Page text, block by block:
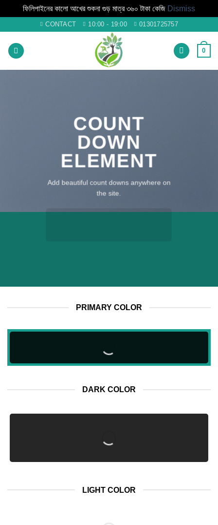
ফিলিপাইনের কালো আখের শুকনা গুড় মাত্র ৩৬০ টাকা কেজি Dismiss
content
CONTACT 10:00 - 19:00 01301725757
0
COUNT
DOWN
ELEMENT
Add beautiful count downs anywhere on
the site.
PRIMARY COLOR
DARK COLOR
LIGHT COLOR